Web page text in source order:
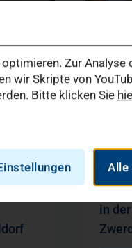
in
Zur Analyse
wir Skripte von
Bitte klicken Sie
Alle